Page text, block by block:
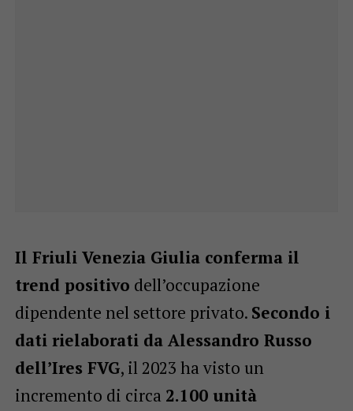
Il Friuli Venezia Giulia conferma il
trend positivo dell’occupazione
dipendente nel settore privato. Secondo i
dati rielaborati da Alessandro Russo
dell’Ires FVG, il 2023 ha visto un
incremento di circa 2.100 unità